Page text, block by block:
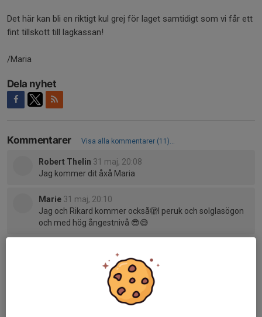
Det här kan bli en riktigt kul grej för laget samtidigt som vi får ett
fint tillskott till lagkassan!
/Maria
Dela nyhet
Kommentarer Visa alla kommentarer (11)...
Robert Thelin 31 maj, 20:08
Jag kommer dit åxå Maria
Marie 31 maj, 20:10
Jag och Rikard kommer också🫣I peruk och solglasögon
och med hög ångestnivå 😎😅
Grabbarna kan ta på sig träningskläder men ta med
matchtröja också. Så ser vi vad de vill att de ska ha
8 jun, 13:16